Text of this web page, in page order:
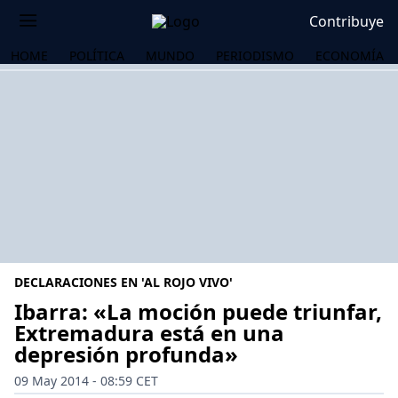
Contribuye
HOME POLÍTICA MUNDO PERIODISMO ECONOMÍA
DECLARACIONES EN 'AL ROJO VIVO'
Ibarra: «La moción puede triunfar,
Extremadura está en una
depresión profunda»
09 May 2014 - 08:59 CET